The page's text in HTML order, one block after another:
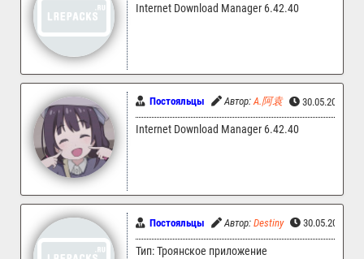
Internet Download Manager 6.42.40
Постояльцы Автор:A.阿袁 30.05.2025
Internet Download Manager 6.42.40
Постояльцы Автор: Destiny 30.05.2025
Тип: Троянское приложение